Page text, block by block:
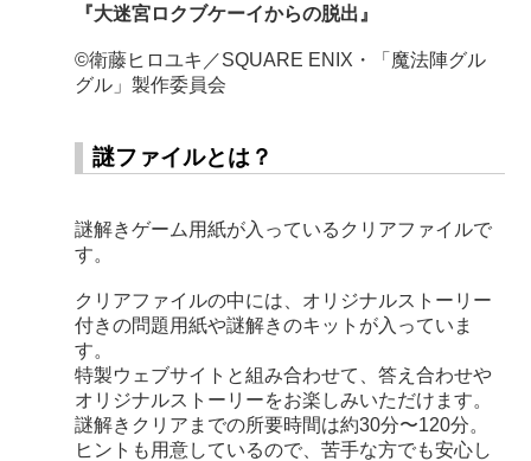
『大迷宮ロクブケーイからの脱出』
©︎衛藤ヒロユキ／SQUARE ENIX・「魔法陣グル
グル」製作委員会
謎ファイルとは？
謎解きゲーム用紙が入っているクリアファイルで
す。
クリアファイルの中には、オリジナルストーリー
付きの問題用紙や謎解きのキットが入っていま
す。
特製ウェブサイトと組み合わせて、答え合わせや
オリジナルストーリーをお楽しみいただけます。
謎解きクリアまでの所要時間は約30分〜120分。
ヒントも用意しているので、苦手な方でも安心し